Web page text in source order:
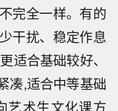
完全一样。有的
干扰、稳定作息
适合基础较好、
凑,适合中等基础
艺术生文化课方